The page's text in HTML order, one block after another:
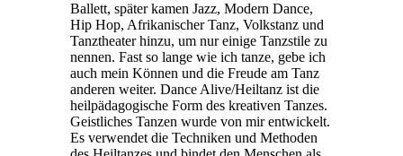
Ballett, später kamen Jazz, Modern Dance,
Hip Hop, Afrikanischer Tanz, Volkstanz und
Tanztheater hinzu, um nur einige Tanzstile zu
nennen. Fast so lange wie ich tanze, gebe ich
auch mein Können und die Freude am Tanz
anderen weiter. Dance Alive/Heiltanz ist die
heilpädagogische Form des kreativen Tanzes.
Geistliches Tanzen wurde von mir entwickelt.
Es verwendet die Techniken und Methoden